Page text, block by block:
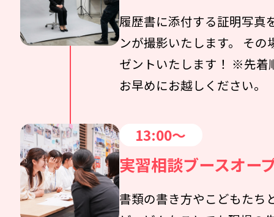
履歴書に添付する証明写真
ンが撮影いたします。 そ
ゼントいたします！ ※先着
お早めにお越しください。
13:00～
実習相談ブースオー
書類の書き方やこどもたち